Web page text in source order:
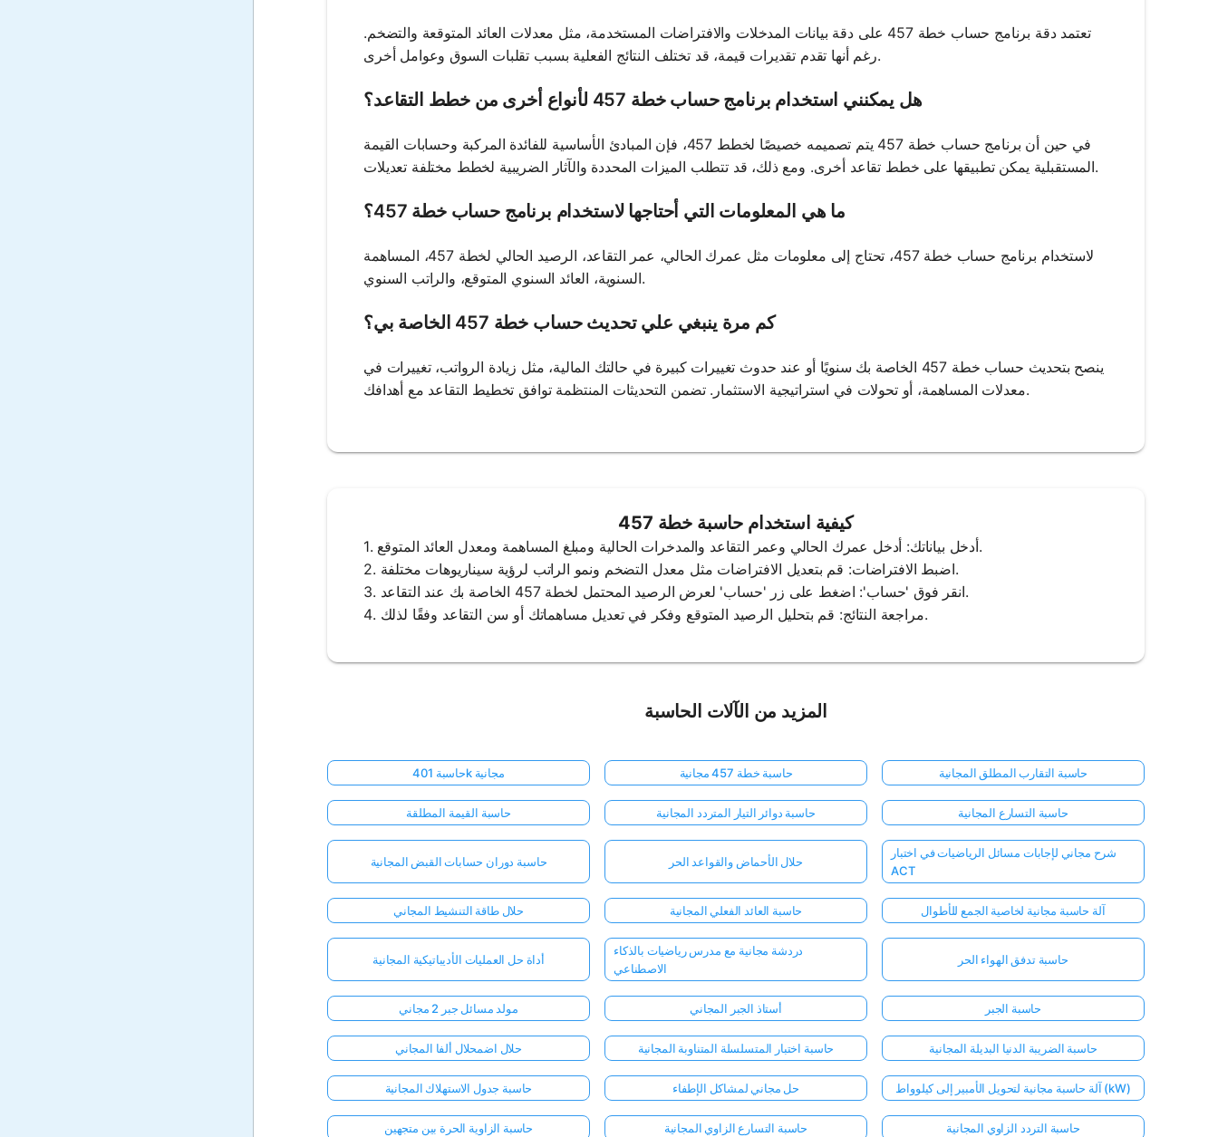
تعتمد دقة برنامج حساب خطة 457 على دقة بيانات المدخلات والافتراضات المستخدمة، مثل معدلات العائد المتوقعة والتضخم.
رغم أنها تقدم تقديرات قيمة، قد تختلف النتائج الفعلية بسبب تقلبات السوق وعوامل أخرى.
هل يمكنني استخدام برنامج حساب خطة 457 لأنواع أخرى من خطط التقاعد؟
في حين أن برنامج حساب خطة 457 يتم تصميمه خصيصًا لخطط 457، فإن المبادئ الأساسية للفائدة المركبة وحسابات القيمة
المستقبلية يمكن تطبيقها على خطط تقاعد أخرى. ومع ذلك، قد تتطلب الميزات المحددة والآثار الضريبية لخطط مختلفة تعديلات.
ما هي المعلومات التي أحتاجها لاستخدام برنامج حساب خطة 457؟
لاستخدام برنامج حساب خطة 457، تحتاج إلى معلومات مثل عمرك الحالي، عمر التقاعد، الرصيد الحالي لخطة 457، المساهمة
السنوية، العائد السنوي المتوقع، والراتب السنوي.
كم مرة ينبغي علي تحديث حساب خطة 457 الخاصة بي؟
ينصح بتحديث حساب خطة 457 الخاصة بك سنويًا أو عند حدوث تغييرات كبيرة في حالتك المالية، مثل زيادة الرواتب، تغييرات في
معدلات المساهمة، أو تحولات في استراتيجية الاستثمار. تضمن التحديثات المنتظمة توافق تخطيط التقاعد مع أهدافك.
كيفية استخدام حاسبة خطة 457
1. أدخل بياناتك: أدخل عمرك الحالي وعمر التقاعد والمدخرات الحالية ومبلغ المساهمة ومعدل العائد المتوقع.
2. اضبط الافتراضات: قم بتعديل الافتراضات مثل معدل التضخم ونمو الراتب لرؤية سيناريوهات مختلفة.
3. انقر فوق 'حساب': اضغط على زر 'حساب' لعرض الرصيد المحتمل لخطة 457 الخاصة بك عند التقاعد.
4. مراجعة النتائج: قم بتحليل الرصيد المتوقع وفكر في تعديل مساهماتك أو سن التقاعد وفقًا لذلك.
المزيد من الآلات الحاسبة
حاسبة 401k مجانية حاسبة خطة 457 مجانية حاسبة التقارب المطلق المجانية
حاسبة القيمة المطلقة حاسبة دوائر التيار المتردد المجانية حاسبة التسارع المجانية
حاسبة دوران حسابات القبض المجانية حلال الأحماض والقواعد الحر
شرح مجاني لإجابات مسائل الرياضيات في اختبار
ACT
حلال طاقة التنشيط المجاني حاسبة العائد الفعلي المجانية آلة حاسبة مجانية لخاصية الجمع للأطوال
أداة حل العمليات الأديباتيكية المجانية
دردشة مجانية مع مدرس رياضيات بالذكاء
الاصطناعي
حاسبة تدفق الهواء الحر
مولد مسائل جبر 2 مجاني أستاذ الجبر المجاني حاسبة الجبر
حلال اضمحلال ألفا المجاني حاسبة اختبار المتسلسلة المتناوبة المجانية حاسبة الضريبة الدنيا البديلة المجانية
حاسبة جدول الاستهلاك المجانية حل مجاني لمشاكل الإطفاء آلة حاسبة مجانية لتحويل الأمبير إلى كيلوواط (kW)
حاسبة الزاوية الحرة بين متجهين حاسبة التسارع الزاوي المجانية حاسبة التردد الزاوي المجانية